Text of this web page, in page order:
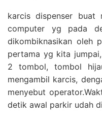
karcis dispenser
computer yg pada
dikombiknasikan oleh
pertama yg kita
2 tombol, tombol
mengambil karcis,
menyebut
detik awal parkir udah